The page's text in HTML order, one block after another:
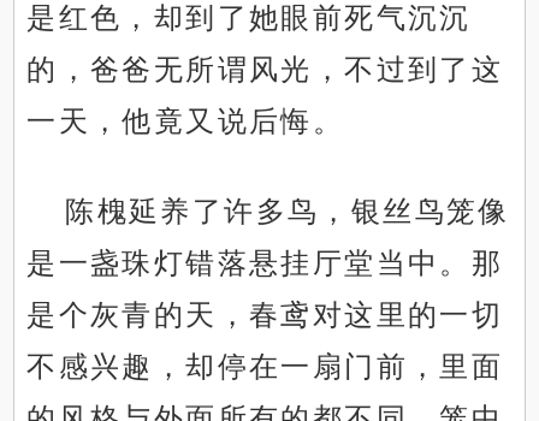
是红色，却到了她眼前死气沉沉
的，爸爸无所谓风光，不过到了这
一天，他竟又说后悔。
陈槐延养了许多鸟，银丝鸟笼像
是一盏珠灯错落悬挂厅堂当中。那
是个灰青的天，春鸢对这里的一切
不感兴趣，却停在一扇门前，里面